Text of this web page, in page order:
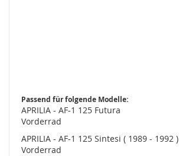
Passend für folgende Modelle:
APRILIA - AF-1 125 Futura
Vorderrad
APRILIA - AF-1 125 Sintesi ( 1989 - 1992 )
Vorderrad